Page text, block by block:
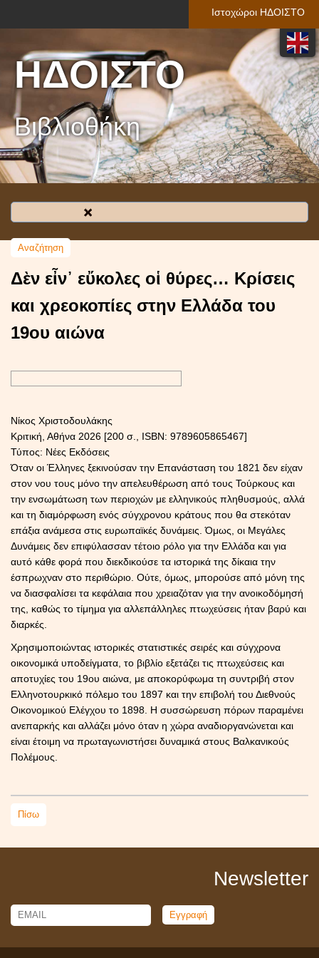
Ιστοχώροι ΗΔΟΙΣΤΟ
ΗΔΟΙΣΤΟ
Βιβλιοθήκη
Δὲν εἶν᾿ εὔκολες οἱ θύρες… Κρίσεις
και χρεοκοπίες στην Ελλάδα του
19ου αιώνα
Νίκος Χριστοδουλάκης
Κριτική, Αθήνα 2026 [200 σ., ISBN: 9789605865467]
Τύπος: Νέες Εκδόσεις
Όταν οι Έλληνες ξεκινούσαν την Επανάσταση του 1821 δεν είχαν
στον νου τους μόνο την απελευθέρωση από τους Τούρκους και
την ενσωμάτωση των περιοχών με ελληνικούς πληθυσμούς, αλλά
και τη διαμόρφωση ενός σύγχρονου κράτους που θα στεκόταν
επάξια ανάμεσα στις ευρωπαϊκές δυνάμεις. Όμως, οι Μεγάλες
Δυνάμεις δεν επιφύλασσαν τέτοιο ρόλο για την Ελλάδα και για
αυτό κάθε φορά που διεκδικούσε τα ιστορικά της δίκαια την
έσπρωχναν στο περιθώριο. Ούτε, όμως, μπορούσε από μόνη της
να διασφαλίσει τα κεφάλαια που χρειαζόταν για την ανοικοδόμησή
της, καθώς το τίμημα για αλλεπάλληλες πτωχεύσεις ήταν βαρύ και
διαρκές.
Χρησιμοποιώντας ιστορικές στατιστικές σειρές και σύγχρονα
οικονομικά υποδείγματα, το βιβλίο εξετάζει τις πτωχεύσεις και
αποτυχίες του 19ου αιώνα, με αποκορύφωμα τη συντριβή στον
Ελληνοτουρκικό πόλεμο του 1897 και την επιβολή του Διεθνούς
Οικονομικού Ελέγχου το 1898. Η συσσώρευση πόρων παραμένει
ανεπαρκής και αλλάζει μόνο όταν η χώρα αναδιοργανώνεται και
είναι έτοιμη να πρωταγωνιστήσει δυναμικά στους Βαλκανικούς
Πολέμους.
Πίσω
Newsletter
Email Name